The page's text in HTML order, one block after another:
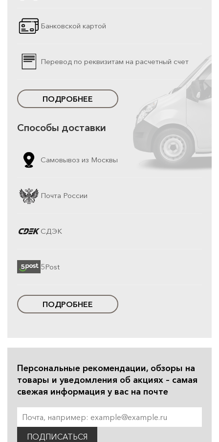
Банковской картой
Перевод по реквизитам на расчетный счет
ПОДРОБНЕЕ
Способы доставки
Самовывоз из Москвы
Почта России
СДЭК
5Post
ПОДРОБНЕЕ
Персональные рекомендации, обзоры на
товары и уведомления об акциях – самая
свежая информация у вас на почте
ПОДПИСАТЬСЯ